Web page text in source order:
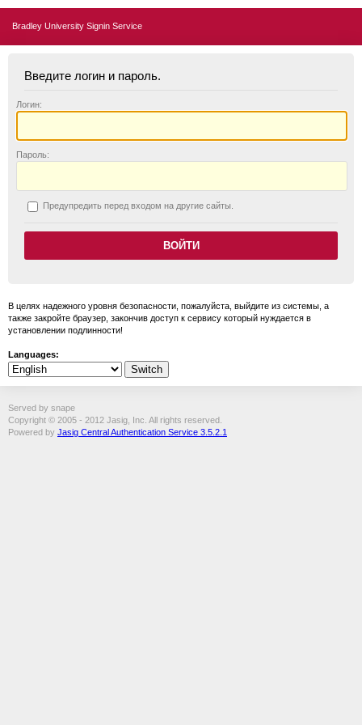
Bradley University Signin Service
Введите логин и пароль.
Логин:
Пароль:
Предупредить перед входом на другие сайты.
В целях надежного уровня безопасности, пожалуйста, выйдите из системы, а
также закройте браузер, закончив доступ к сервису который нуждается в
установлении подлинности!
Languages:
Served by snape
Copyright © 2005 - 2012 Jasig, Inc. All rights reserved.
Powered by Jasig Central Authentication Service 3.5.2.1